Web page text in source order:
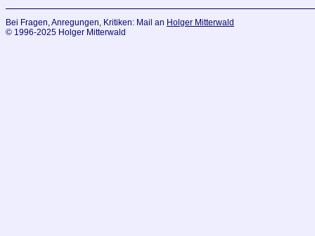
Bei Fragen, Anregungen, Kritiken: Mail an Holger Mitterwald
© 1996-2025 Holger Mitterwald